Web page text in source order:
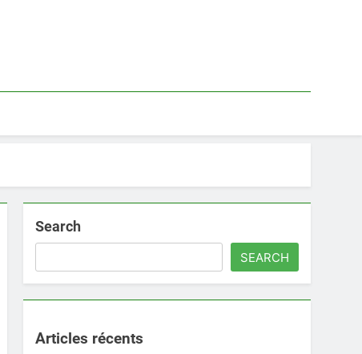
Search
SEARCH
Articles récents